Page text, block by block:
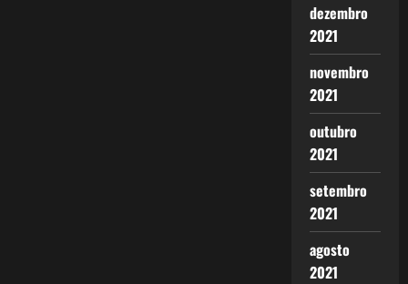
dezembro
2021
novembro
2021
outubro
2021
setembro
2021
agosto
2021